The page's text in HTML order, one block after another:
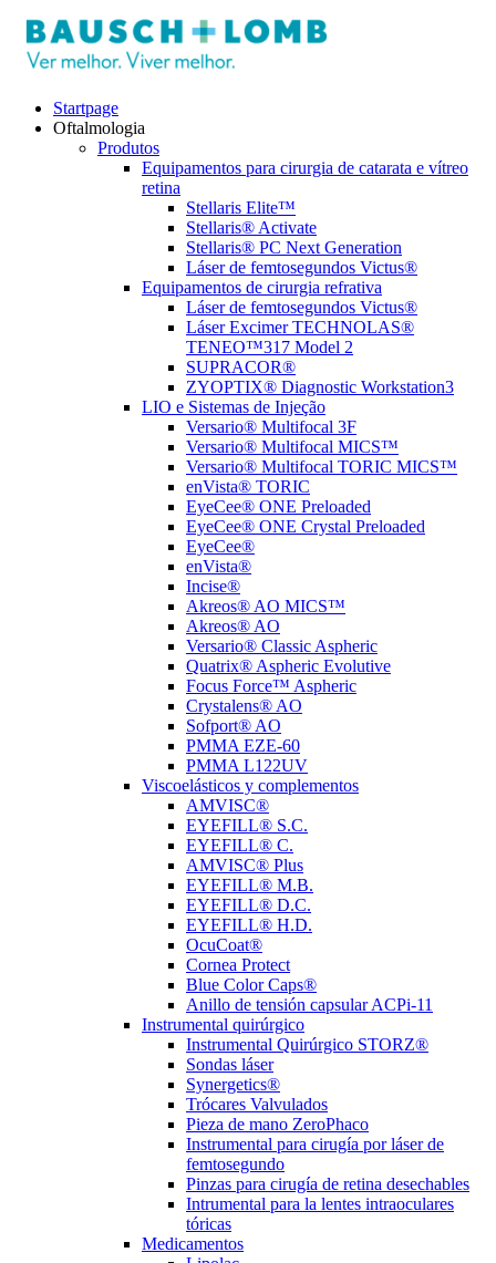
Startpage
Oftalmologia
Produtos
Equipamentos para cirurgia de catarata e vítreo
retina
Stellaris Elite™
Stellaris® Activate
Stellaris® PC Next Generation
Láser de femtosegundos Victus®
Equipamentos de cirurgia refrativa
Láser de femtosegundos Victus®
Láser Excimer TECHNOLAS®
TENEO™317 Model 2
SUPRACOR®
ZYOPTIX® Diagnostic Workstation3
LIO e Sistemas de Injeção
Versario® Multifocal 3F
Versario® Multifocal MICS™
Versario® Multifocal TORIC MICS™
enVista® TORIC
EyeCee® ONE Preloaded
EyeCee® ONE Crystal Preloaded
EyeCee®
enVista®
Incise®
Akreos® AO MICS™
Akreos® AO
Versario® Classic Aspheric
Quatrix® Aspheric Evolutive
Focus Force™ Aspheric
Crystalens® AO
Sofport® AO
PMMA EZE-60
PMMA L122UV
Viscoelásticos y complementos
AMVISC®
EYEFILL® S.C.
EYEFILL® C.
AMVISC® Plus
EYEFILL® M.B.
EYEFILL® D.C.
EYEFILL® H.D.
OcuCoat®
Cornea Protect
Blue Color Caps®
Anillo de tensión capsular ACPi-11
Instrumental quirúrgico
Instrumental Quirúrgico STORZ®
Sondas láser
Synergetics®
Trócares Valvulados
Pieza de mano ZeroPhaco
Instrumental para cirugía por láser de
femtosegundo
Pinzas para cirugía de retina desechables
Intrumental para la lentes intraoculares
tóricas
Medicamentos